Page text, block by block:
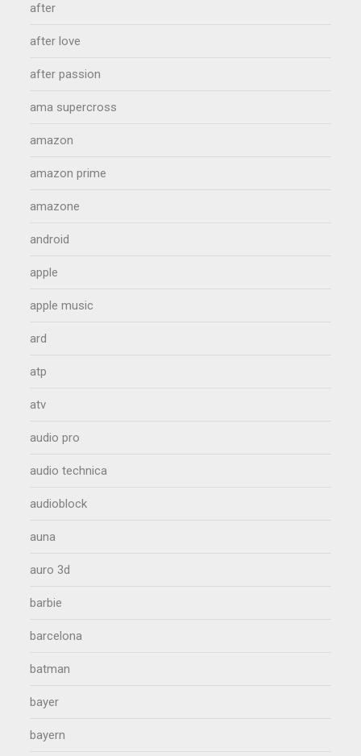
after
after love
after passion
ama supercross
amazon
amazon prime
amazone
android
apple
apple music
ard
atp
atv
audio pro
audio technica
audioblock
auna
auro 3d
barbie
barcelona
batman
bayer
bayern